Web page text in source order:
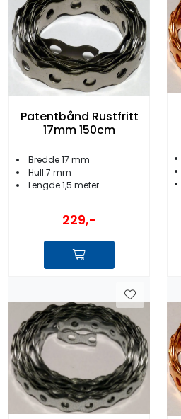
Patentbånd Rustfritt
17mm 150cm
Bredde 17 mm
Hull 7 mm
Lengde 1,5 meter
229,-